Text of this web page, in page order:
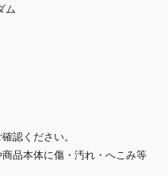
ム
認ください。
品本体に傷・汚れ・へこみ等